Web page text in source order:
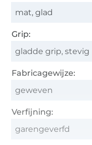
mat, glad
Grip:
gladde grip, stevig
Fabricagewijze:
geweven
Verfijning:
garengeverfd